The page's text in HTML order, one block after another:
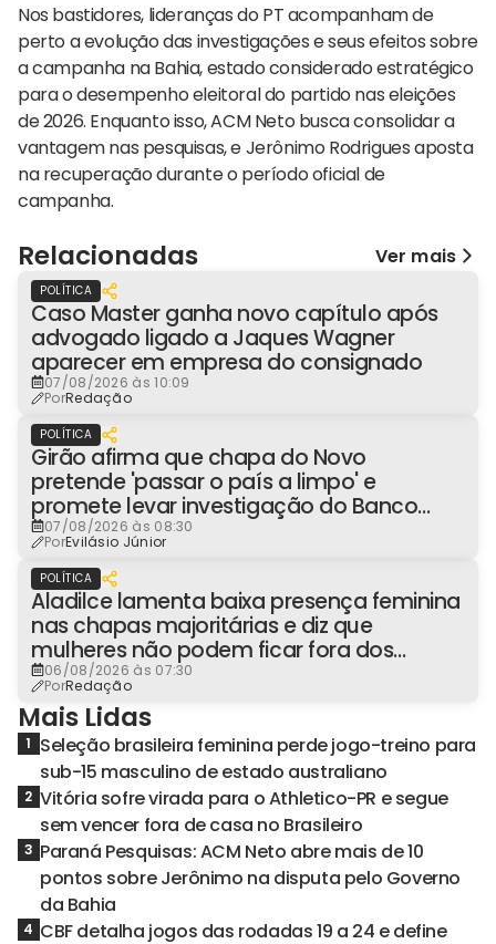
Nos bastidores, lideranças do PT acompanham de
perto a evolução das investigações e seus efeitos sobre
a campanha na Bahia, estado considerado estratégico
para o desempenho eleitoral do partido nas eleições
de 2026. Enquanto isso, ACM Neto busca consolidar a
vantagem nas pesquisas, e Jerônimo Rodrigues aposta
na recuperação durante o período oficial de
campanha.
Relacionadas Ver mais
POLÍTICA
Caso Master ganha novo capítulo após
advogado ligado a Jaques Wagner
aparecer em empresa do consignado
07/08/2026 às 10:09
PorRedação
POLÍTICA
Girão afirma que chapa do Novo
pretende 'passar o país a limpo' e
promete levar investigação do Banco
Master à Presidência
07/08/2026 às 08:30
PorEvilásio Júnior
POLÍTICA
Aladilce lamenta baixa presença feminina
nas chapas majoritárias e diz que
mulheres não podem ficar fora dos
espaços de poder
06/08/2026 às 07:30
PorRedação
Mais Lidas
1 Seleção brasileira feminina perde jogo-treino para
sub-15 masculino de estado australiano
2 Vitória sofre virada para o Athletico-PR e segue
sem vencer fora de casa no Brasileiro
3 Paraná Pesquisas: ACM Neto abre mais de 10
pontos sobre Jerônimo na disputa pelo Governo
da Bahia
4 CBF detalha jogos das rodadas 19 a 24 e define